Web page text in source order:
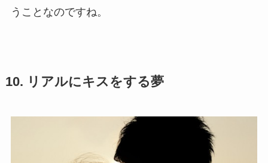
うことなのですね。
10. リアルにキスをする夢